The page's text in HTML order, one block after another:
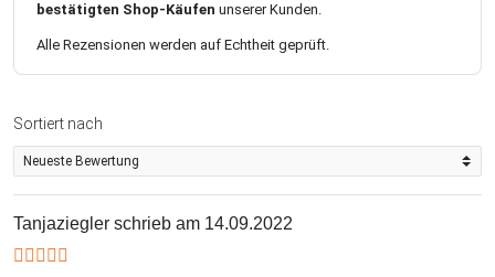
bestätigten Shop-Käufen unserer Kunden.
Alle Rezensionen werden auf Echtheit geprüft.
Sortiert nach
Tanjaziegler schrieb am 14.09.2022